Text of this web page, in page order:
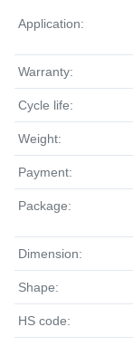
Application:
Warranty:
Cycle life:
Weight:
Payment:
Package:
Dimension:
Shape:
HS code: